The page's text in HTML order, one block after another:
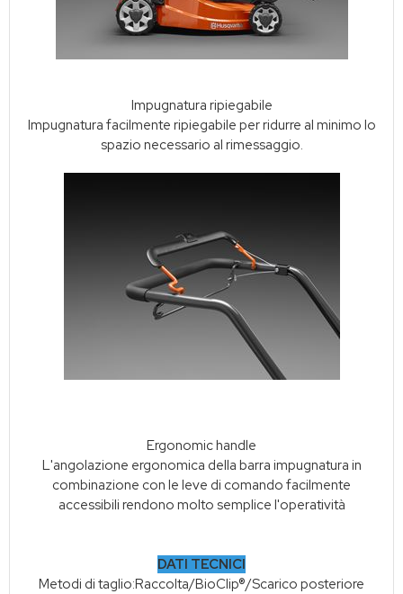
Impugnatura ripiegabile
Impugnatura facilmente ripiegabile per ridurre al minimo lo
spazio necessario al rimessaggio.
Ergonomic handle
L'angolazione ergonomica della barra impugnatura in
combinazione con le leve di comando facilmente
accessibili rendono molto semplice l'operatività
DATI TECNICI
Metodi di taglio:Raccolta/BioClip®/Scarico posteriore